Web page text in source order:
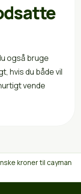
også bruge
hvis du både vil
vende
kroner til cayman